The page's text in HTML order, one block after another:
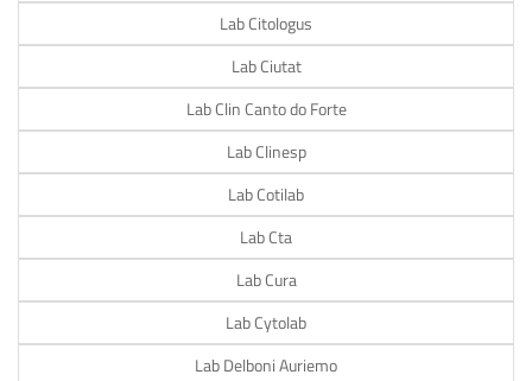
Lab Citologus
Lab Ciutat
Lab Clin Canto do Forte
Lab Clinesp
Lab Cotilab
Lab Cta
Lab Cura
Lab Cytolab
Lab Delboni Auriemo